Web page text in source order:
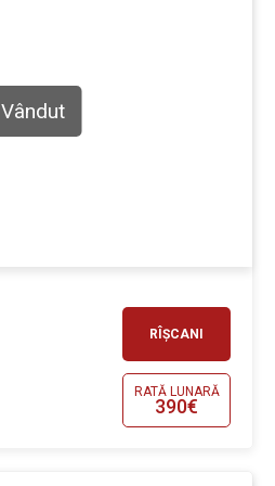
RÎȘCANI
RATĂ LUNARĂ
390€
Vândut